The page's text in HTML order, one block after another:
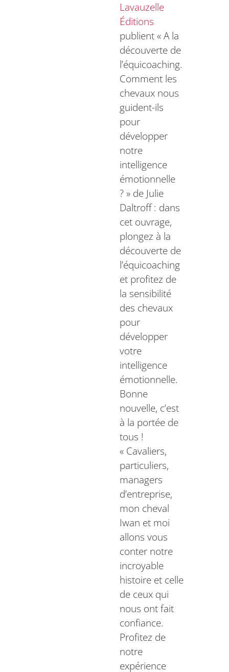
Lavauzelle
Éditions
publient « A la
découverte de
l’équicoaching.
Comment les
chevaux nous
guident-ils
pour
développer
notre
intelligence
émotionnelle
? » de Julie
Daltroff : dans
cet ouvrage,
plongez à la
découverte de
l’équicoaching
et profitez de
la sensibilité
des chevaux
pour
développer
votre
intelligence
émotionnelle.
Bonne
nouvelle, c’est
à la portée de
tous !
« Cavaliers,
particuliers,
managers
d’entreprise,
mon cheval
Iwan et moi
allons vous
conter notre
incroyable
histoire et celle
de ceux qui
nous ont fait
confiance.
Profitez de
notre
expérience